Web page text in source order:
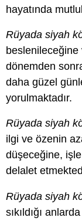
hayatında
Rüyada siyah
beslenileceğine
dönemden
daha güzel
yorulmaktadır.
Rüyada siyah
ilgi ve özenin
düşeceğine,
delalet
Rüyada siyah
sıkıldığı